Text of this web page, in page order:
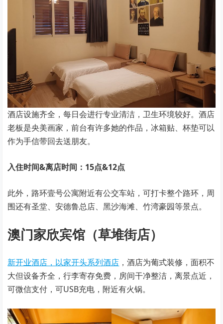
酒店设施齐全，每日会进行专业清洁，卫生环境较好。酒店
老板是央美画家，前台有许多她的作品，冰箱贴、杯垫可以
作为手信带回去送朋友。
入住时间&离店时间：15点&12点
此外，路环壹号公寓附近有公交车站，可打卡整个路环，周
围还有圣堂、安德鲁总店、黑沙海滩、竹湾豪园等景点。
澳门家欣宾馆（草堆街店）
新开业酒店，以家开头系列酒店 ，酒店为葡式装修，面积不
大但设备齐全，行李寄存免费，房间干净整洁，离景点近，
可微信支付，可USB充电，附近有火锅。